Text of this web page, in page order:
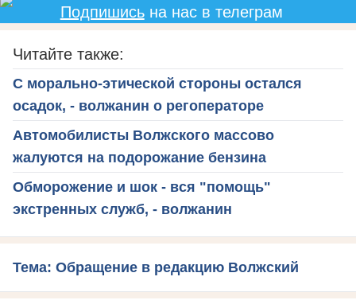
Подпишисьна нас в телеграм
Читайте также:
С морально-этической стороны остался
осадок, - волжанин о регоператоре
Автомобилисты Волжского массово
жалуются на подорожание бензина
Обморожение и шок - вся "помощь"
экстренных служб, - волжанин
Тема: Обращение в редакцию Волжский